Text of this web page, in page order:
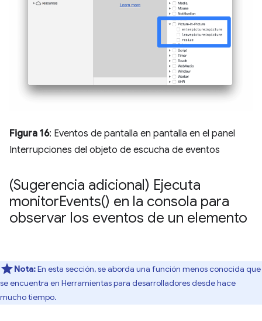
Figura 16: Eventos de pantalla en pantalla en el panel
Interrupciones del objeto de escucha de eventos
(Sugerencia adicional) Ejecuta
monitorEvents() en la consola para
observar los eventos de un elemento
Nota:En esta sección, se aborda una función menos conocida que
se encuentra en Herramientas para desarrolladores desde hace
mucho tiempo.